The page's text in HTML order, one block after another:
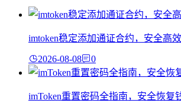
imtoken稳定添加通证合约，安全高
2026-08-08 0
imToken重置密码全指南，安全恢复